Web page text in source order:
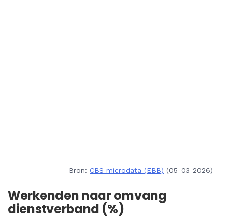
Bron: CBS microdata (EBB) (05-03-2026)
Werkenden naar omvang
dienstverband (%)